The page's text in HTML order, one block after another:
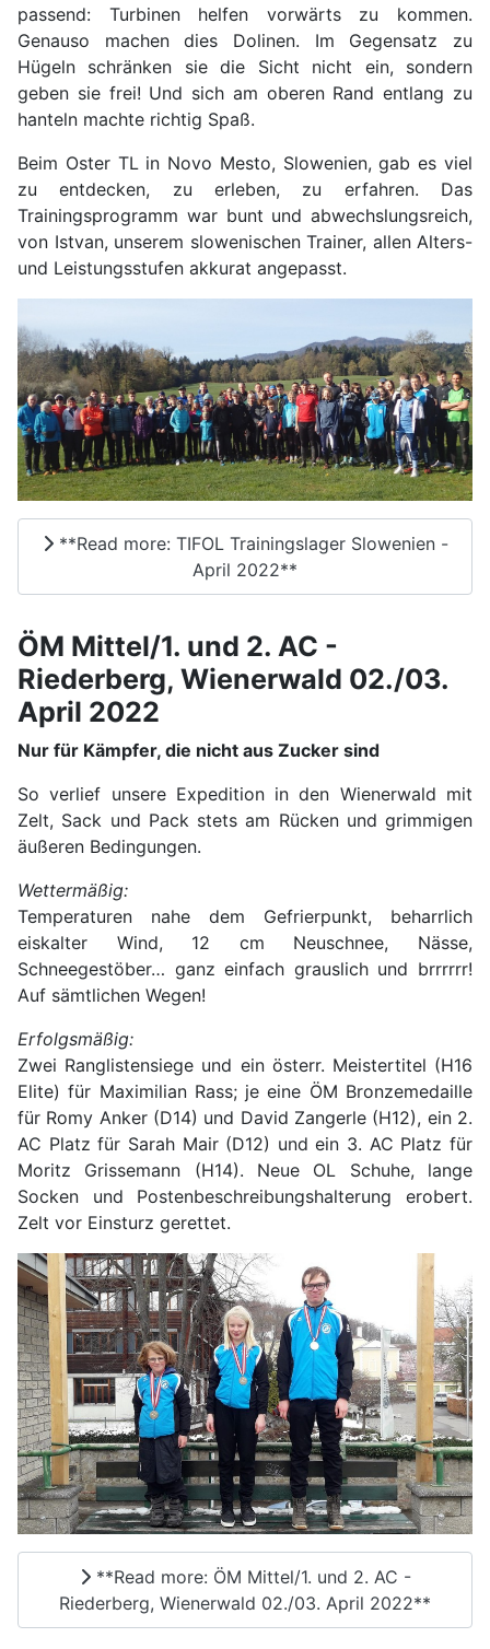
passend: Turbinen helfen vorwärts zu kommen.
Genauso machen dies Dolinen. Im Gegensatz zu
Hügeln schränken sie die Sicht nicht ein, sondern
geben sie frei! Und sich am oberen Rand entlang zu
hanteln machte richtig Spaß.
Beim Oster TL in Novo Mesto, Slowenien, gab es viel
zu entdecken, zu erleben, zu erfahren. Das
Trainingsprogramm war bunt und abwechslungsreich,
von Istvan, unserem slowenischen Trainer, allen Alters-
und Leistungsstufen akkurat angepasst.
**Read more: TIFOL Trainingslager Slowenien -
April 2022**
ÖM Mittel/1. und 2. AC -
Riederberg, Wienerwald 02./03.
April 2022
Nur für Kämpfer, die nicht aus Zucker sind
So verlief unsere Expedition in den Wienerwald mit
Zelt, Sack und Pack stets am Rücken und grimmigen
äußeren Bedingungen.
Wettermäßig:
Temperaturen nahe dem Gefrierpunkt, beharrlich
eiskalter Wind, 12 cm Neuschnee, Nässe,
Schneegestöber… ganz einfach grauslich und brrrrrr!
Auf sämtlichen Wegen!
Erfolgsmäßig:
Zwei Ranglistensiege und ein österr. Meistertitel (H16
Elite) für Maximilian Rass; je eine ÖM Bronzemedaille
für Romy Anker (D14) und David Zangerle (H12), ein 2.
AC Platz für Sarah Mair (D12) und ein 3. AC Platz für
Moritz Grissemann (H14). Neue OL Schuhe, lange
Socken und Postenbeschreibungshalterung erobert.
Zelt vor Einsturz gerettet.
**Read more: ÖM Mittel/1. und 2. AC -
Riederberg, Wienerwald 02./03. April 2022**